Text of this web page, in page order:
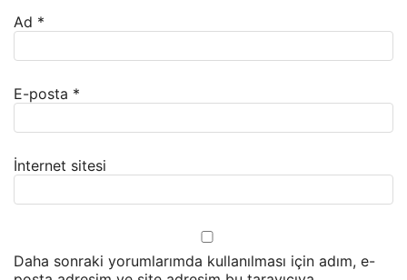
Ad *
E-posta *
İnternet sitesi
Daha sonraki yorumlarımda kullanılması için adım, e-